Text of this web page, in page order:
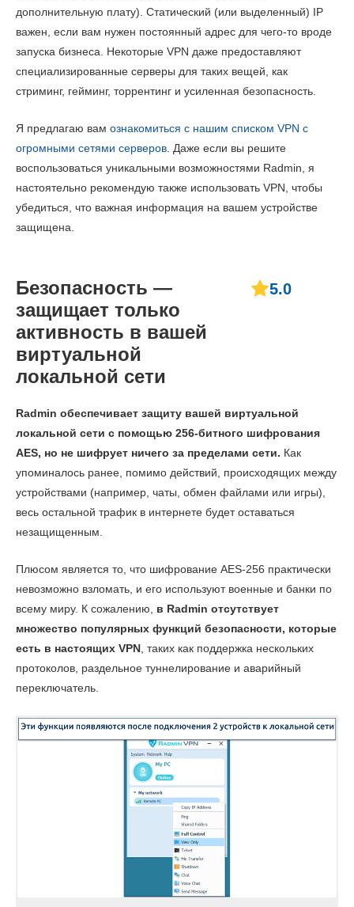
дополнительную плату). Статический (или выделенный) IP
важен, если вам нужен постоянный адрес для чего-то вроде
запуска бизнеса. Некоторые VPN даже предоставляют
специализированные серверы для таких вещей, как
стриминг, гейминг, торрентинг и усиленная безопасность.
Я предлагаю вам ознакомиться с нашим списком VPN с
огромными сетями серверов. Даже если вы решите
воспользоваться уникальными возможностями Radmin, я
настоятельно рекомендую также использовать VPN, чтобы
убедиться, что важная информация на вашем устройстве
защищена.
Безопасность —
защищает только
активность в вашей
виртуальной
локальной сети
5.0
Radmin обеспечивает защиту вашей виртуальной
локальной сети с помощью 256-битного шифрования
AES, но не шифрует ничего за пределами сети. Как
упоминалось ранее, помимо действий, происходящих между
устройствами (например, чаты, обмен файлами или игры),
весь остальной трафик в интернете будет оставаться
незащищенным.
Плюсом является то, что шифрование AES-256 практически
невозможно взломать, и его используют военные и банки по
всему миру. К сожалению, в Radmin отсутствует
множество популярных функций безопасности, которые
есть в настоящих VPN, таких как поддержка нескольких
протоколов, раздельное туннелирование и аварийный
переключатель.